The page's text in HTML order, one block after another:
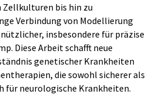
Zellkulturen bis hin zu
Verbindung von Modellierung
insbesondere für präzise
Diese Arbeit schafft neue
genetischer Krankheiten
die sowohl sicherer als
für neurologische Krankheiten.